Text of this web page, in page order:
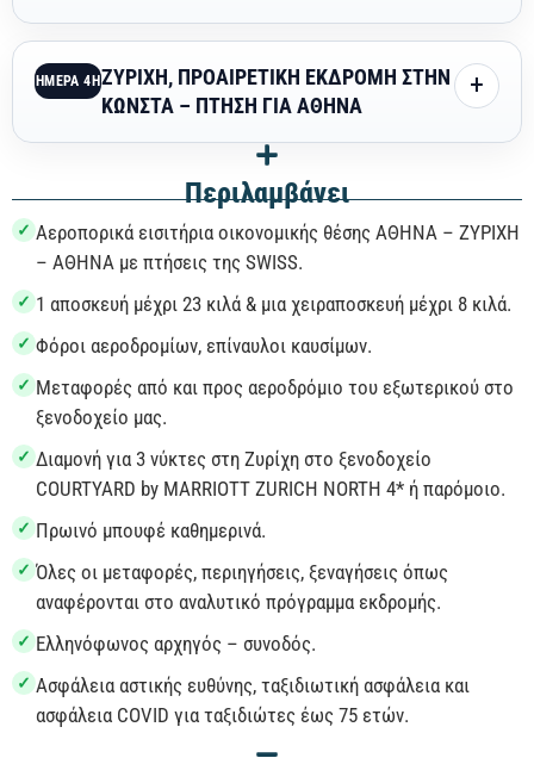
ΗΜΕΡΑ 4ΗΖΥΡΙΧΗ, ΠΡΟΑΙΡΕΤΙΚΗ ΕΚΔΡΟΜΗ ΣΤΗΝ
ΚΩΝΣΤΑ – ΠΤΗΣΗ ΓΙΑ ΑΘΗΝΑ
Περιλαμβάνει
✓ Αεροπορικά εισιτήρια οικονομικής θέσης ΑΘΗΝΑ – ΖΥΡΙΧΗ
– ΑΘΗΝΑ με πτήσεις της SWISS.
✓ 1 αποσκευή μέχρι 23 κιλά & μια χειραποσκευή μέχρι 8 κιλά.
✓ Φόροι αεροδρομίων, επίναυλοι καυσίμων.
✓ Μεταφορές από και προς αεροδρόμιο του εξωτερικού στο
ξενοδοχείο μας.
✓ Διαμονή για 3 νύκτες στη Ζυρίχη στο ξενοδοχείο
COURTYARD by MARRIOTT ZURICH NORTH 4* ή παρόμοιο.
✓ Πρωινό μπουφέ καθημερινά.
✓ Όλες οι μεταφορές, περιηγήσεις, ξεναγήσεις όπως
αναφέρονται στο αναλυτικό πρόγραμμα εκδρομής.
✓ Ελληνόφωνος αρχηγός – συνοδός.
✓ Ασφάλεια αστικής ευθύνης, ταξιδιωτική ασφάλεια και
ασφάλεια COVID για ταξιδιώτες έως 75 ετών.